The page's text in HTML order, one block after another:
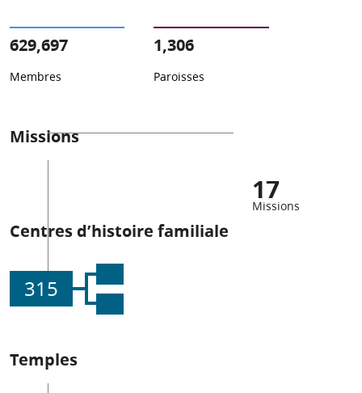
629,697
Membres
1,306
Paroisses
Missions
17
Missions
Centres d’histoire familiale
315
Temples